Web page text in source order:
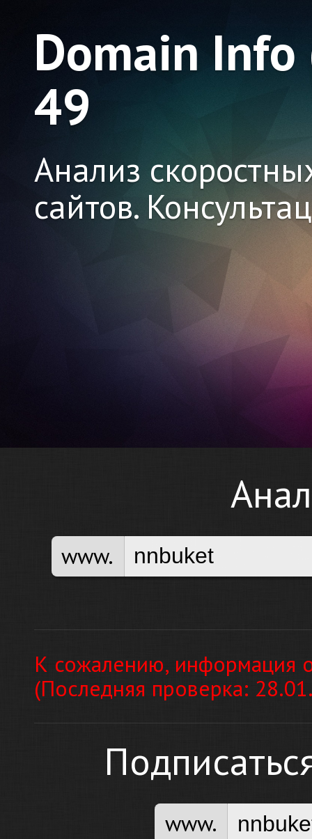
Domain
49
Анализ
сайтов.
www.
К сожалению, информация
(Последняя проверка:
www.